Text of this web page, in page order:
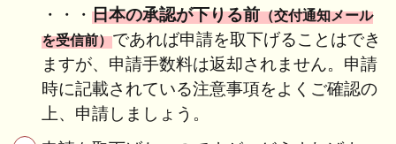
・・・日本の承認が下りる前（交付通知メール
を受信前）であれば申請を取下げることはでき
ますが、申請手数料は返却されません。申請
時に記載されている注意事項をよくご確認の
上、申請しましょう。